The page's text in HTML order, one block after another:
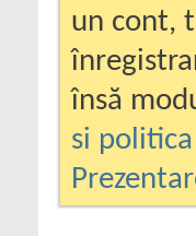
un cont,
însă
si